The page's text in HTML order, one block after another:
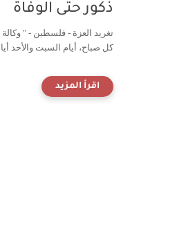
ذكور حتى الوفاة
تغريد العزة - فلسطين - " وكالة
كل صباح، أيام السبت والأحد